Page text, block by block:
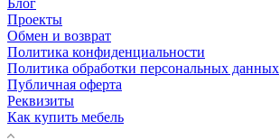
Проекты
Обмен и возврат
Политика конфиденциальности
Политика обработки персональных данных
Публичная оферта
Реквизиты
Как купить мебель